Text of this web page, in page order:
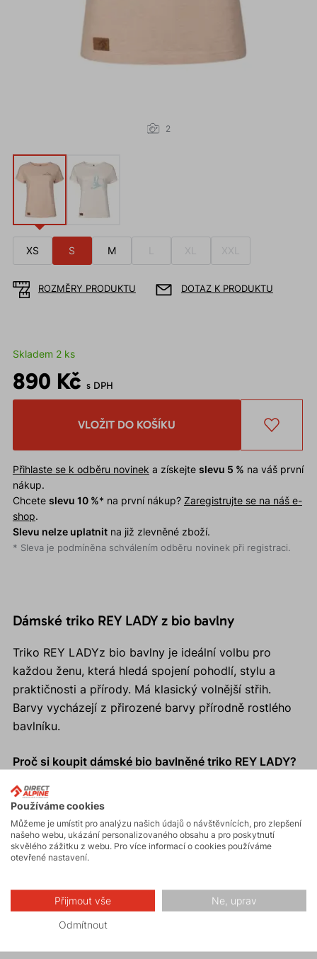
2
XS S M XL XXL
ROZMĚRY PRODUKTU DOTAZ K PRODUKTU
Skladem 2 ks
890 Kč s DPH
VLOŽIT DO KOŠÍKU
Přihlaste se k odběru novinek a získejte slevu 5 % na váš první
nákup.
Chcete slevu 10 %* na první nákup? Zaregistrujte se na náš e-
shop.
Slevu nelze uplatnitna již zlevněné zboží.
* Sleva je podmíněna schválením odběru novinek při registraci.
Dámské triko REY LADY z bio bavlny
Triko REY LADYz bio bavlny je ideální volbu pro
každou ženu, která hledá spojení pohodlí, stylu a
praktičnosti a přírody. Má klasický volnější střih.
Barvy vycházejí z přirozené barvy přírodně rostlého
bavlníku.
Proč si koupit dámské bio bavlněné triko REY LADY?
Maximální pohodlí po celý den.
Příjemný materiál –
Volnýregular střih.
Barva materiálu vychází z druhu bavlníku, následně se
již nedobarvuje.
snižuje spotřeba vody a eliminuje se negativní vliv na
Používáme cookies
Můžeme je umístit pro analýzu našich údajů o návštěvnících, pro zlepšení
našeho webu, ukázání personalizovaného obsahu a pro poskytnutí
skvělého zážitku z webu. Pro více informací o cookies používáme
otevřené nastavení.
Přijmout vše Ne, uprav
Odmítnout